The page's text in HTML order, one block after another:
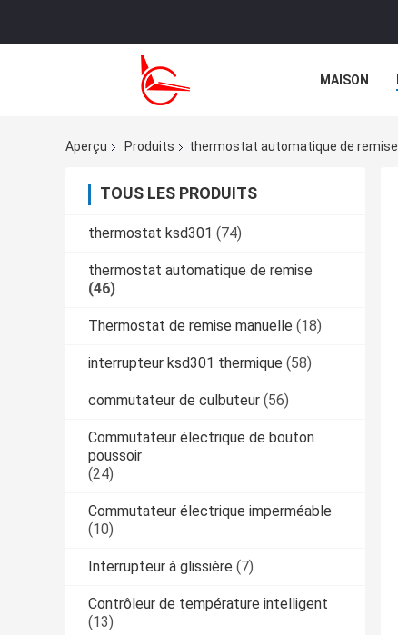
MAISON
Aperçu
Produits thermostat automatique de remise
TOUS LES PRODUITS
thermostat ksd301 (74)
thermostat automatique de remise
(46)
Thermostat de remise manuelle (18)
interrupteur ksd301 thermique (58)
commutateur de culbuteur (56)
Commutateur électrique de bouton
poussoir
(24)
Commutateur électrique imperméable
(10)
Interrupteur à glissière (7)
Contrôleur de température intelligent
(13)